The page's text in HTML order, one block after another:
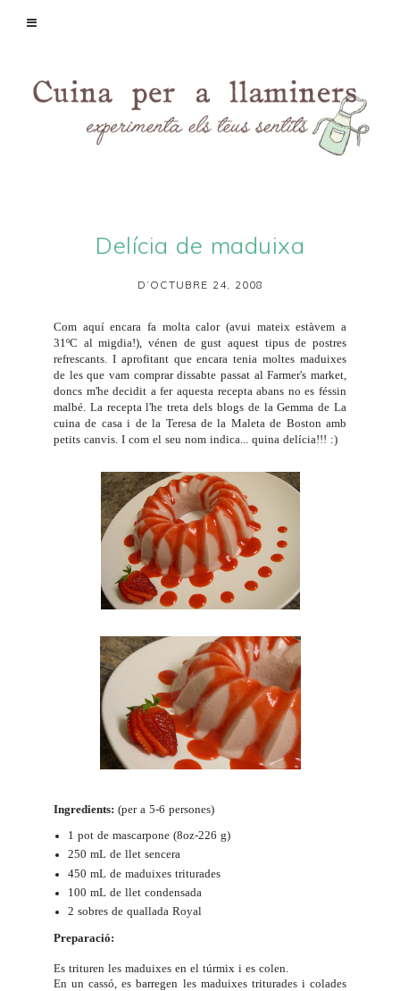
Delícia de maduixa
D’OCTUBRE 24, 2008
Com aquí encara fa molta calor (avui mateix estàvem a
31ºC al migdia!), vénen de gust aquest tipus de postres
refrescants. I aprofitant que encara tenia moltes maduixes
de les que vam comprar dissabte passat al Farmer's market,
doncs m'he decidit a fer aquesta recepta abans no es féssin
malbé. La recepta l'he treta dels blogs de la Gemma de La
cuina de casa i de la Teresa de la Maleta de Boston amb
petits canvis. I com el seu nom indica... quina delícia!!! :)
Ingredients: (per a 5-6 persones)
1 pot de mascarpone (8oz-226 g)
250 mL de llet sencera
450 mL de maduixes triturades
100 mL de llet condensada
2 sobres de quallada Royal
Preparació:
Es trituren les maduixes en el túrmix i es colen.
En un cassó, es barregen les maduixes triturades i colades